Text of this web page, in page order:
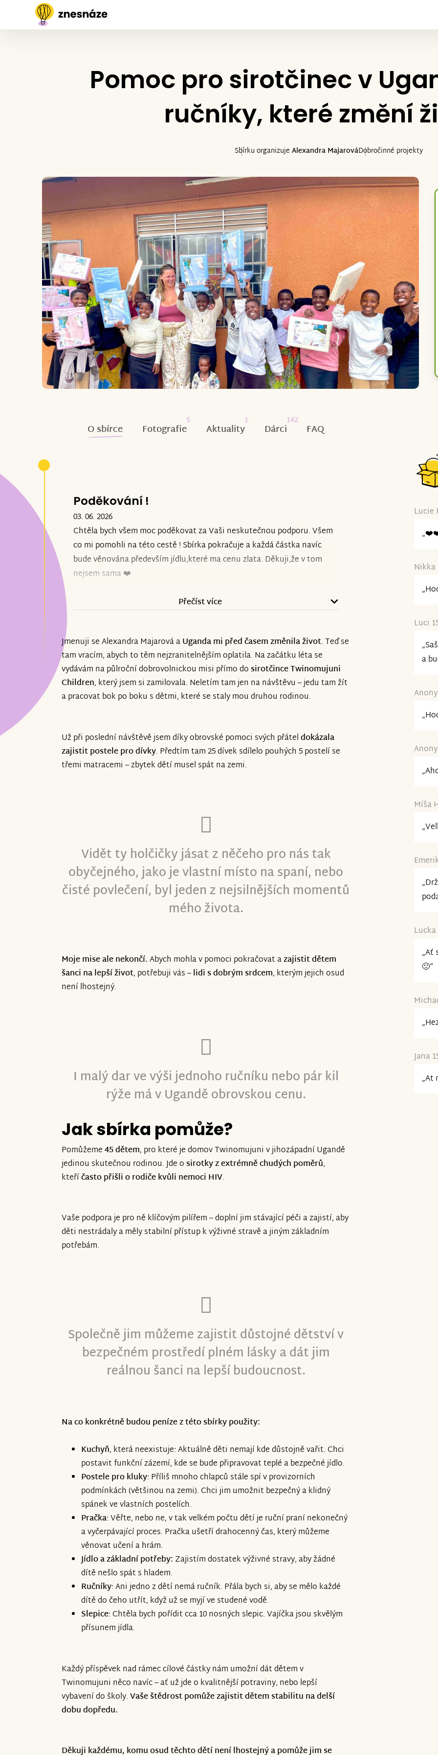
Pomoc pro sirotčinec v
ručníky, které změní
Sbírku organizuje Alexandra MajarováDobročinné projekty
O sbírce Fotografie
5
Aktuality
1
Dárci
142
FAQ
Poděkování !
03. 06. 2026
Chtěla bych všem moc poděkovat za Vaši neskutečnou podporu. Všem
co mi pomohli na této cestě ! Sbírka pokračuje a každá částka navíc
bude věnována především jídlu,které ma cenu zlata. Děkuji,že v tom
nejsem sama ❤️
Přečíst více
Jmenuji se Alexandra Majarová aUganda mi před časem změnila život. Teď se
tam vracím, abych to těm nejzranitelnějším oplatila. Na začátku léta se
vydávám na půlroční dobrovolnickou misi přímo dosirotčinceTwinomujuni
Children, který jsem si zamilovala. Neletím tam jen na návštěvu – jedu tam žít
a pracovat bok po boku s dětmi, které se staly mou druhou rodinou.
Už při poslední návštěvě jsem díky obrovské pomoci svých přáteldokázala
zajistit postele pro dívky. Předtím tam 25 dívek sdílelo pouhých 5 postelí se
třemi matracemi – zbytek dětí musel spát na zemi.
Vidět ty holčičky jásat z něčeho pro nás tak
obyčejného, jako je vlastní místo na spaní, nebo
čisté povlečení, byl jeden z nejsilnějších momentů
mého života.
Moje mise ale nekončí.Abych mohla v pomoci pokračovat azajistit dětem
šanci na lepší život, potřebuji vás –lidi s dobrým srdcem, kterým jejich osud
není lhostejný.
I malý dar ve výši jednoho ručníku nebo pár kil
rýže má v Ugandě obrovskou cenu.
Jak sbírka pomůže?
Pomůžeme45 dětem, pro které je domov Twinomujuni v jihozápadní Ugandě
jedinou skutečnou rodinou. Jde osirotky z extrémně chudých poměrů,
kteříčasto přišli o rodiče kvůli nemoci HIV.
Vaše podpora je pro ně klíčovým pilířem – doplní jim stávající péči a zajistí, aby
děti nestrádaly a měly stabilní přístup k výživné stravě a jiným základním
potřebám.
Společně jim můžeme zajistit důstojné dětství v
bezpečném prostředí plném lásky a dát jim
reálnou šanci na lepší budoucnost.
Na co konkrétně budou peníze z této sbírky použity:
Kuchyň, která neexistuje: Aktuálně děti nemají kde důstojně vařit. Chci
postavit funkční zázemí, kde se bude připravovat teplé a bezpečné jídlo.
Postele pro kluky: Příliš mnoho chlapců stále spí v provizorních
podmínkách (většinou na zemi). Chci jim umožnit bezpečný a klidný
spánek ve vlastních postelích.
Pračka: Věřte, nebo ne, v tak velkém počtu dětí je ruční praní nekonečný
a vyčerpávající proces. Pračka ušetří drahocenný čas, který můžeme
věnovat učení a hrám.
Jídlo a základní potřeby: Zajistím dostatek výživné stravy, aby žádné
dítě nešlo spát s hladem.
Ručníky: Ani jedno z dětí nemá ručník. Přála bych si, aby se mělo každé
dítě do čeho utřít, když už se myjí ve studené vodě.
Slepice: Chtěla bych pořídit cca 10 nosných slepic. Vajíčka jsou skvělým
přísunem jídla.
Každý příspěvek nad rámec cílové částky nám umožní dát dětem v
Twinomujuni něco navíc – ať už jde o kvalitnější potraviny, nebo lepší
vybavení do školy.Vaše štědrost pomůže zajistit dětem stabilitu na delší
dobu dopředu.
Děkuji každému, komu osud těchto dětí není lhostejný a pomůže jim se
Lucie
Nikka
Luci
a
Míša
Lucka
„Ať
🙂“
Jana
„At